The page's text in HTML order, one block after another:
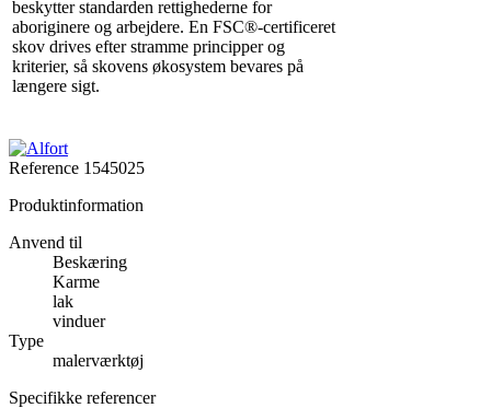
beskytter standarden rettighederne for
aboriginere og arbejdere. En FSC®-certificeret
skov drives efter stramme principper og
kriterier, så skovens økosystem bevares på
længere sigt.
Reference 1545025
Produktinformation
Anvend til
Beskæring
Karme
lak
vinduer
Type
malerværktøj
Specifikke referencer